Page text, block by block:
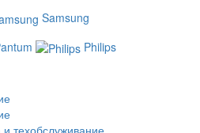
Samsung
Philips